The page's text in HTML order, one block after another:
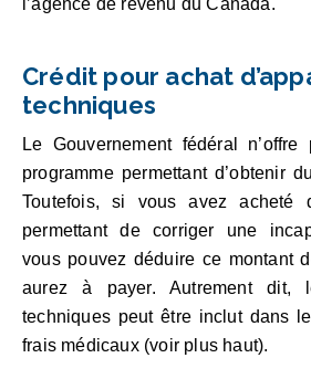
l’agence de revenu du Canada.
Crédit pour achat
techniques
Le Gouvernement fédéral
programme permettant d’obtenir
Toutefois, si vous avez acheté
permettant de corriger une
vous pouvez déduire ce montant
aurez à payer. Autrement dit,
techniques peut être inclut dans
frais médicaux (voir plus haut).